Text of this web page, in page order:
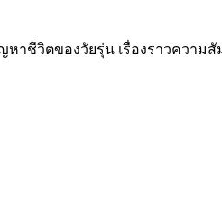
หาชีวิตของวัยรุ่น เรื่องราวควา